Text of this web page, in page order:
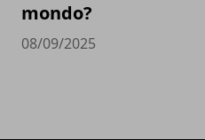
mondo?
08/09/2025